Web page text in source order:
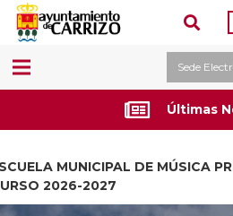
Sede
Últimas
MUNICIPAL DE MÚSICA
2026-2027